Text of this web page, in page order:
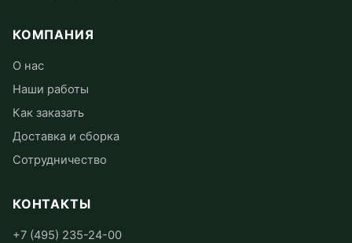
КОМПАНИЯ
О нас
Наши работы
Как заказать
Доставка и сборка
Сотрудничество
КОНТАКТЫ
+7 (495) 235-24-00